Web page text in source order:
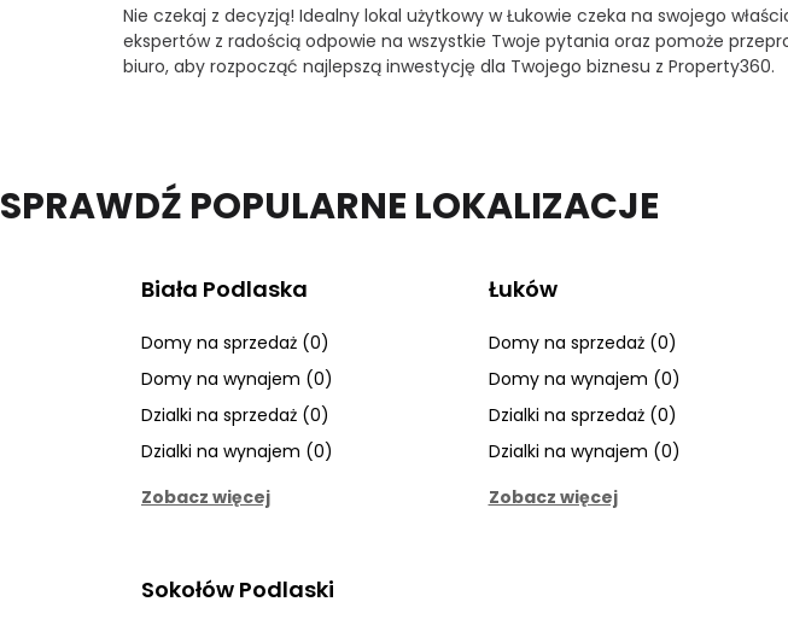
Nie czekaj z decyzją! Idealny lokal użytkowy w Łukowie czeka na swojego
ekspertów z radością odpowie na wszystkie Twoje pytania oraz pomoże
biuro, aby rozpocząć najlepszą inwestycję dla Twojego biznesu z Property360.
SPRAWDŹ POPULARNE LOKALIZACJE
Biała Podlaska
Domy na sprzedaż (0)
Domy na wynajem (0)
Dzialki na sprzedaż (0)
Dzialki na wynajem (0)
Zobacz więcej
Łuków
Domy na sprzedaż (0)
Domy na wynajem (0)
Dzialki na sprzedaż (0)
Dzialki na wynajem (0)
Zobacz więcej
Sokołów Podlaski